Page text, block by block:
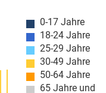
0-17 Jahre
18-24 Jahre
25-29 Jahre
30-49 Jahre
50-64 Jahre
65 Jahre und